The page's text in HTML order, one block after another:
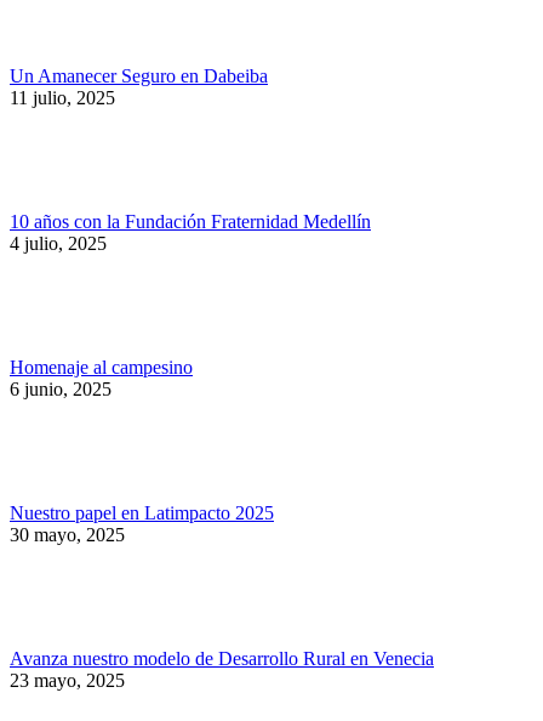
Un Amanecer Seguro en Dabeiba
11 julio, 2025
10 años con la Fundación Fraternidad Medellín
4 julio, 2025
Homenaje al campesino
6 junio, 2025
Nuestro papel en Latimpacto 2025
30 mayo, 2025
Avanza nuestro modelo de Desarrollo Rural en Venecia
23 mayo, 2025